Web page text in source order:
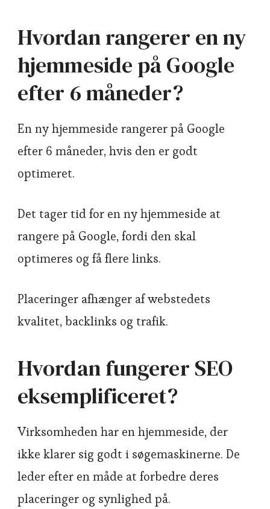
Hvordan rangerer en ny
hjemmeside på Google
efter 6 måneder?
En ny hjemmeside rangerer på Google
efter 6 måneder, hvis den er godt
optimeret.
Det tager tid for en ny hjemmeside at
rangere på Google, fordi den skal
optimeres og få flere links.
Placeringer afhænger af webstedets
kvalitet, backlinks og trafik.
Hvordan fungerer SEO
eksemplificeret?
Virksomheden har en hjemmeside, der
ikke klarer sig godt i søgemaskinerne. De
leder efter en måde at forbedre deres
placeringer og synlighed på.